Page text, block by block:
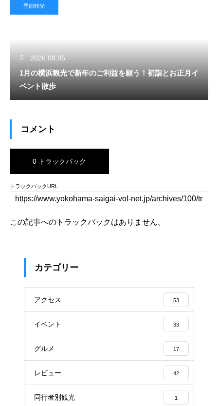
季節観光
2026.08.05
1月の横浜観光で新年のご利益を願う！初詣とお正月イ
ベント散歩
コメント
0 トラックバック
トラックバックURL
この記事へのトラックバックはありません。
カテゴリー
アクセス 53
イベント 33
グルメ 17
レビュー 42
同行者別観光 1